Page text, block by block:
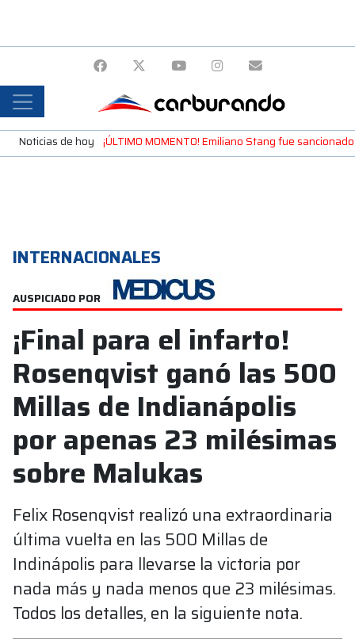
Noticias de hoy ¡ÚLTIMO MOMENTO! Emiliano Stang fue
INTERNACIONALES
AUSPICIADO POR
¡Final para el infarto!
Rosenqvist ganó las 500
Millas de Indianápolis
por apenas 23 milésimas
sobre Malukas
Felix Rosenqvist realizó una extraordinaria
última vuelta en las 500 Millas de
Indinápolis para llevarse la victoria por
nada más y nada menos que 23 milésimas.
Todos los detalles, en la siguiente nota.